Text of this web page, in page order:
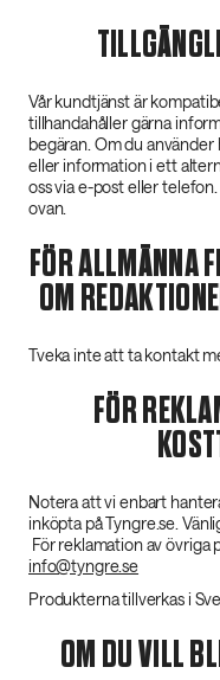
Vår kundtjänst är
tillhandahåller gärna
begäran. Om du
eller information i ett
oss via e-post eller
ovan.
FÖR ALLMÄNNA
OM
Tveka inte att ta kontakt
FÖR
Notera att vi enbart
inköpta på Tyngre.se.
För reklamation av övriga
info@tyngre.se
Produkterna tillverkas i
OM DU VILL